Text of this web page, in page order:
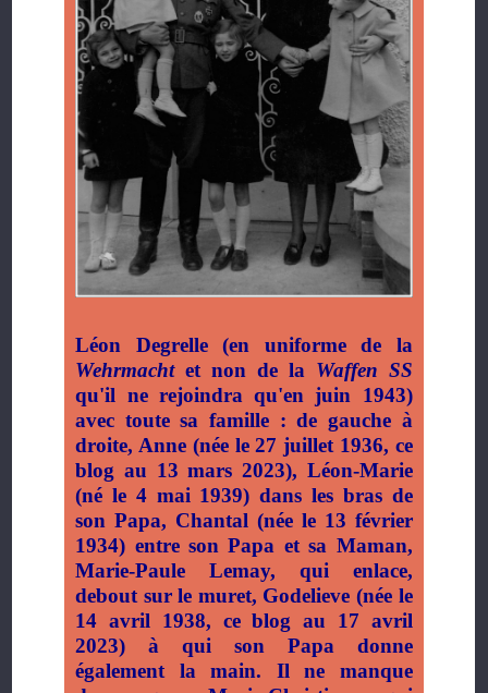
Léon Degrelle (en uniforme de la
Wehrmachtet non de la Waffen SS
qu'il ne rejoindra qu'en juin 1943)
avec toute sa famille : de gauche à
droite, Anne (née le 27 juillet 1936, ce
blog au 13 mars 2023), Léon-Marie
(né le 4 mai 1939) dans les bras de
son Papa, Chantal (née le 13 février
1934) entre son Papa et sa Maman,
Marie-Paule Lemay, qui enlace,
debout sur le muret, Godelieve (née le
14 avril 1938, ce blog au 17 avril
2023) à qui son Papa donne
également la main. Il ne manque